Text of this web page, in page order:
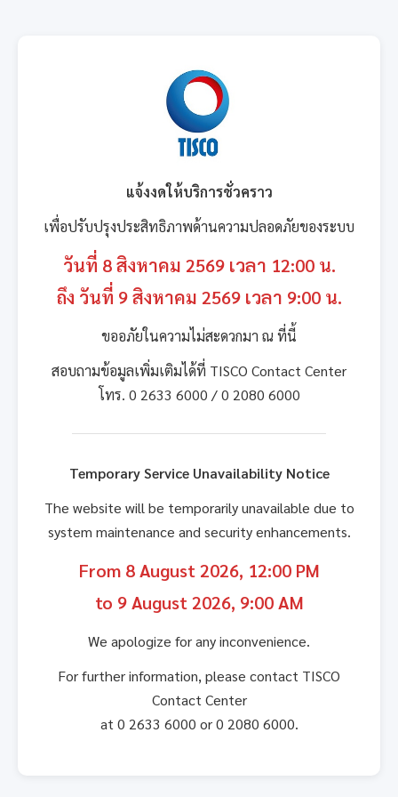
แจ้งงดให้บริการชั่วคราว
เพื่อปรับปรุงประสิทธิภาพด้านความปลอดภัยของระบบ
วันที่ 8 สิงหาคม 2569 เวลา 12:00 น.
ถึง วันที่ 9 สิงหาคม 2569 เวลา 9:00 น.
ขออภัยในความไม่สะดวกมา ณ ที่นี้
สอบถามข้อมูลเพิ่มเติมได้ที่ TISCO Contact Center
โทร. 0 2633 6000 / 0 2080 6000
Temporary Service Unavailability Notice
The website will be temporarily unavailable due to
system maintenance and security enhancements.
From 8 August 2026, 12:00 PM
to 9 August 2026, 9:00 AM
We apologize for any inconvenience.
For further information, please contact TISCO
Contact Center
at 0 2633 6000 or 0 2080 6000.